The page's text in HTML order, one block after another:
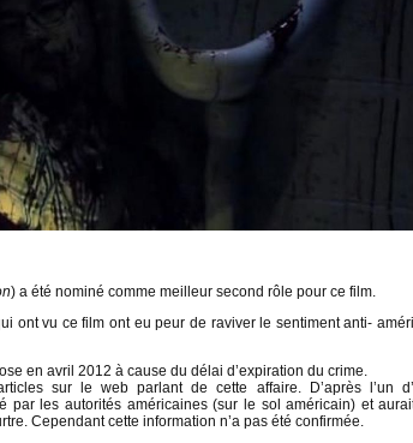
) a été nominé comme meilleur second rôle pour ce film.
ont vu ce film ont eu peur de raviver le sentiment anti-
en avril 2012 à cause du délai d’expiration du crime.
sur le web parlant de cette affaire. D’après l’un
par les autorités américaines (sur le sol américain) et
Cependant cette information n’a pas été confirmée.